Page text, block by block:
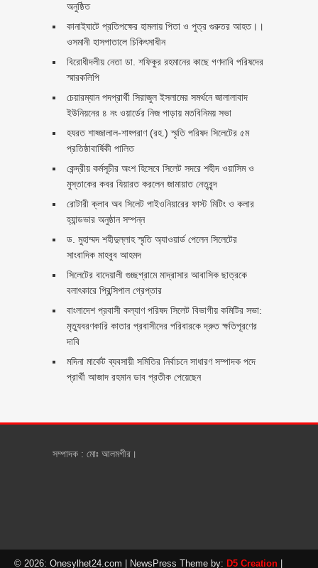
অনুষ্ঠিত
কানাইঘাটে প্রতিপক্ষের হামলায় পিতা ও পুত্র গুরুতর আহত।।
ওসমানী হাসপাতালে চিকিৎসাধীন
বিরোধীদলীয় নেতা ডা. শফিকুর রহমানের কাছে গণদাবি পরিষদের
স্মারকলিপি ‎
চেয়ারম্যান পদপ্রার্থী সিরাজুল ইসলামের সমর্থনে জালালাবাদ
ইউনিয়নের ৪ নং ওয়ার্ডের নিজ পাড়ায় মতবিনিময় সভা
হযরত শাহ্জালাল-শাহ্পরাণ (রহ.) স্মৃতি পরিষদ সিলেটের ৫ম
প্রতিষ্ঠাবার্ষিকী পালিত ‎​
কেন্দ্রীয় কর্মসূচীর অংশ হিসেবে সিলেট সদরে শহীদ ওয়াসিম ও
মুস্তাকের কবর যিয়ারত করলেন জামায়াত নেতৃবৃন্দ ‎
রোটারী ক্লাব অব সিলেট পাইওনিয়ারের ফাস্ট মিটিং ও কলার
হ্যান্ডভার অনুষ্ঠান সম্পন্ন
ড. মুহাম্মদ শহীদুল্লাহ স্মৃতি অ্যাওয়ার্ড পেলেন সিলেটের
সাংবাদিক মাহবুব আহমদ
সিলেটের বাদেয়ালী গুচ্ছগ্রামে মাদ্রাসার আবাসিক ছাত্রকে
বলাৎকারে প্রিন্সিপাল গ্রেপ্তার ‎
বাংলাদেশ প্রবাসী কল্যাণ পরিষদ সিলেট বিভাগীয় কমিটির সভা:
মৃত্যুবরণকারি কাতার প্রবাসীদের পরিবারকে দ্রুত ক্ষতিপূরণের
দাবি
মদিনা মার্কেট ব্যবসায়ী সমিতির নির্বাচনে সাধারণ সম্পাদক পদে
প্রার্থী আজাদ রহমান ডাব প্রতীক পেয়েছেন ‎
সম্পাদক : মোঃ আলমগীর।
© 2026: Onesylhet24.com | NewsPress Theme by: D5 Creation